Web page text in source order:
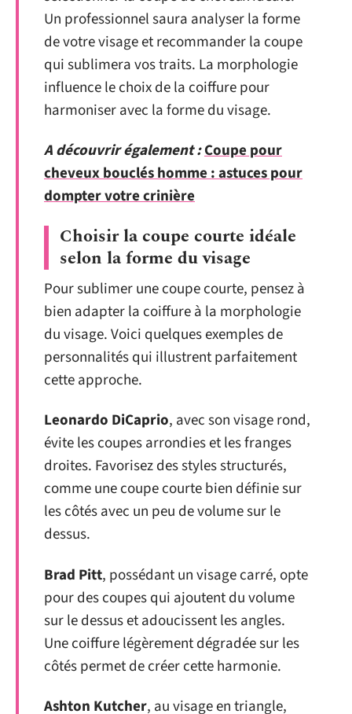
Un professionnel saura analyser la forme
de votre visage et recommander la coupe
qui sublimera vos traits. La morphologie
influence le choix de la coiffure pour
harmoniser avec la forme du visage.
A découvrir également :Coupe pour
cheveux bouclés homme : astuces pour
dompter votre crinière
Choisir la coupe courte idéale
selon la forme du visage
Pour sublimer une coupe courte, pensez à
bien adapter la coiffure à la morphologie
du visage. Voici quelques exemples de
personnalités qui illustrent parfaitement
cette approche.
Leonardo DiCaprio, avec son visage rond,
évite les coupes arrondies et les franges
droites. Favorisez des styles structurés,
comme une coupe courte bien définie sur
les côtés avec un peu de volume sur le
dessus.
Brad Pitt, possédant un visage carré, opte
pour des coupes qui ajoutent du volume
sur le dessus et adoucissent les angles.
Une coiffure légèrement dégradée sur les
côtés permet de créer cette harmonie.
Ashton Kutcher, au visage en triangle,